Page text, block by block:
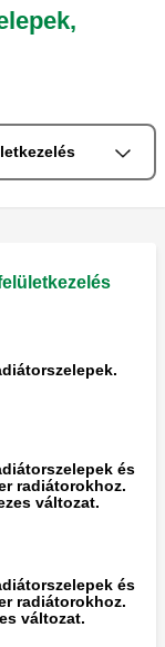
és
radiátorokhoz.
változat.
és
radiátorokhoz.
változat.